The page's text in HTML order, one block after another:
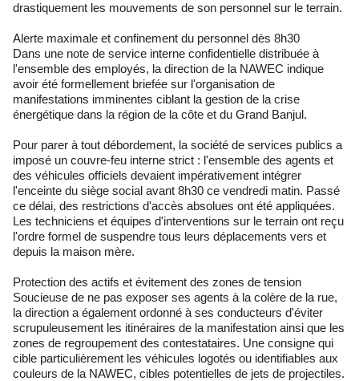
drastiquement les mouvements de son personnel sur le terrain.
Alerte maximale et confinement du personnel dès 8h30
Dans une note de service interne confidentielle distribuée à
l'ensemble des employés, la direction de la NAWEC indique
avoir été formellement briefée sur l'organisation de
manifestations imminentes ciblant la gestion de la crise
énergétique dans la région de la côte et du Grand Banjul.
Pour parer à tout débordement, la société de services publics a
imposé un couvre-feu interne strict : l'ensemble des agents et
des véhicules officiels devaient impérativement intégrer
l'enceinte du siège social avant 8h30 ce vendredi matin. Passé
ce délai, des restrictions d'accès absolues ont été appliquées.
Les techniciens et équipes d'interventions sur le terrain ont reçu
l'ordre formel de suspendre tous leurs déplacements vers et
depuis la maison mère.
Protection des actifs et évitement des zones de tension
Soucieuse de ne pas exposer ses agents à la colère de la rue,
la direction a également ordonné à ses conducteurs d'éviter
scrupuleusement les itinéraires de la manifestation ainsi que les
zones de regroupement des contestataires. Une consigne qui
cible particulièrement les véhicules logotés ou identifiables aux
couleurs de la NAWEC, cibles potentielles de jets de projectiles.